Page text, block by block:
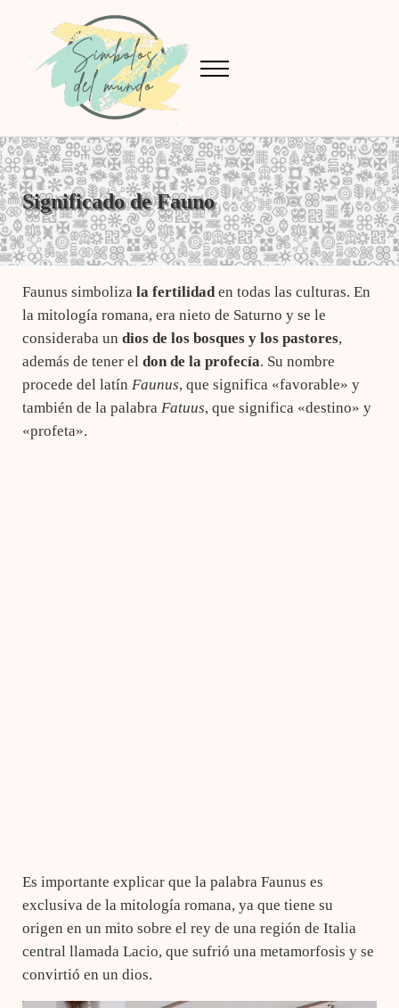
Símbolos del Mundo
Conoce el significado de los símbolos
Menu
Significado de Fauno
Faunus simboliza la fertilidaden todas las culturas. En
la mitología romana, era nieto de Saturno y se le
consideraba un dios de los bosques y los pastores,
además de tener el don de la profecía. Su nombre
procede del latín Faunus, que significa «favorable» y
también de la palabra Fatuus, que significa «destino» y
«profeta».
Es importante explicar que la palabra Faunus es
exclusiva de la mitología romana, ya que tiene su
origen en un mito sobre el rey de una región de Italia
central llamada Lacio, que sufrió una metamorfosis y se
convirtió en un dios.